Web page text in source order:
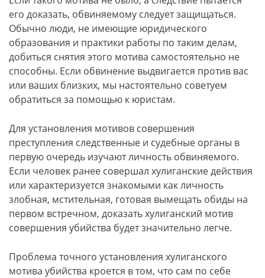
его доказать, обвиняемому следует защищаться.
Обычно люди, не имеющие юридического
образования и практики работы по таким делам,
добиться снятия этого мотива самостоятельно не
способны. Если обвинение выдвигается против вас
или ваших близких, мы настоятельно советуем
обратиться за помощью к юристам.
Для установления мотивов совершения
преступления следственные и судебные органы в
первую очередь изучают личность обвиняемого.
Если человек ранее совершал хулиганские действия
или характеризуется знакомыми как личность
злобная, мстительная, готовая вымещать обиды на
первом встречном, доказать хулиганский мотив
совершения убийства будет значительно легче.
Проблема точного установления хулиганского
мотива убийства кроется в том, что сам по себе